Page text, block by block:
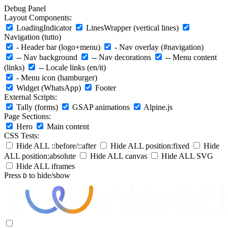
Debug Panel
Layout Components:
LoadingIndicator
LinesWrapper (vertical lines)
Navigation (tutto)
- Header bar (logo+menu)
- Nav overlay (#navigation)
-- Nav background
-- Nav decorations
-- Menu content
(links)
-- Locale links (en/it)
- Menu icon (hamburger)
Widget (WhatsApp)
Footer
External Scripts:
Tally (forms)
GSAP animations
Alpine.js
Page Sections:
Hero
Main content
CSS Tests:
Hide ALL ::before/::after
Hide ALL position:fixed
Hide
ALL position:absolute
Hide ALL canvas
Hide ALL SVG
Hide ALL iframes
Press D to hide/show